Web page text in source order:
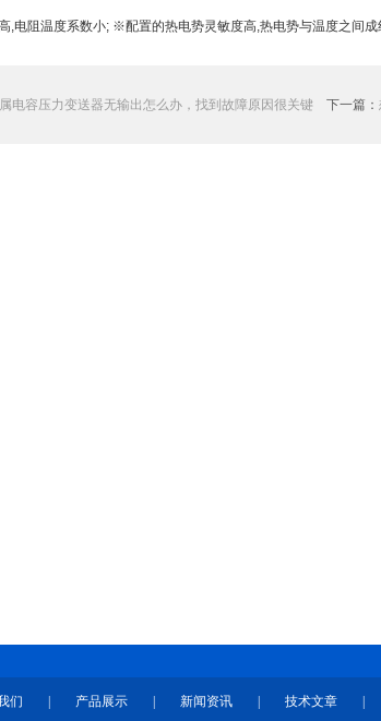
阻温度系数小; ※配置的热电势灵敏度高,热电势与温度之间成
电容压力变送器无输出怎么办，找到故障原因很关键 下一篇：
们 产品展示 新闻资讯 技术文章